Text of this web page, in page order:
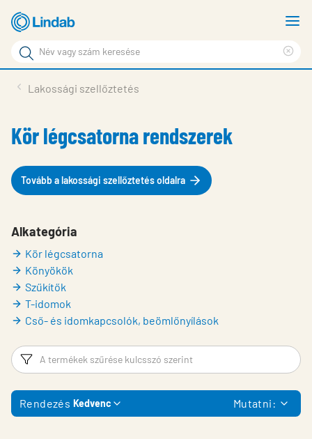
tartalomhoz
Keresési
kifejezés
Oldalak
keresése
Támogatás
Lindabról
Fenntarthatóság
Kapcsolat
Choose languge
Hungary
Lakossági szellőztetés
Kör légcsatorna rendszerek
Tovább a lakossági szellőztetés oldalra
Alkategória
Kör légcsatorna
Könyökök
Szűkítők
T-idomok
Cső- és idomkapcsolók, beömlőnyílások
Szűrő
Rendezés Kedvenc Mutatni: